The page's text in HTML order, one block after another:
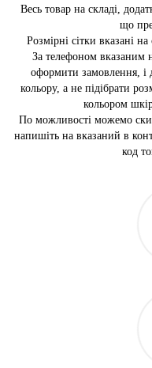
Весь товар на складі,
що
Розмірні сітки вказані
За телефоном вказаним
оформити замовлення, і
кольору, а не підібрати
кольором
По можливості можемо
напишіть на вказаний в
код